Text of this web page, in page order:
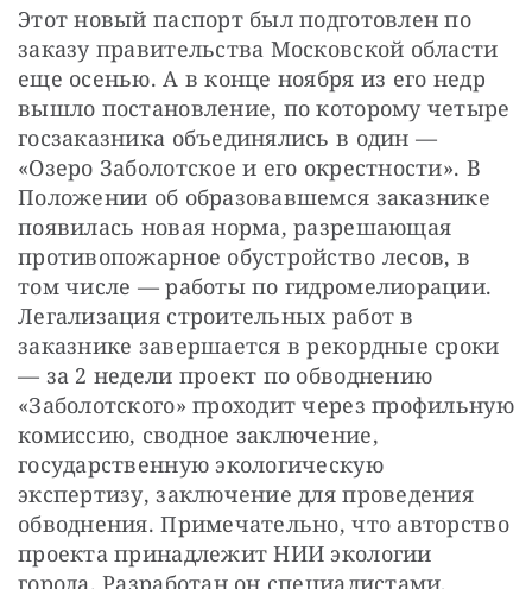
Этот новый паспорт был подготовлен по
заказу правительства Московской области
еще осенью. А в конце ноября из его недр
вышло постановление, по которому четыре
госзаказника объединялись в один —
«Озеро Заболотское и его окрестности». В
Положении об образовавшемся заказнике
появилась новая норма, разрешающая
противопожарное обустройство лесов, в
том числе — работы по гидромелиорации.
Легализация строительных работ в
заказнике завершается в рекордные сроки
— за 2 недели проект по обводнению
«Заболотского» проходит через профильную
комиссию, сводное заключение,
государственную экологическую
экспертизу, заключение для проведения
обводнения. Примечательно, что авторство
проекта принадлежит НИИ экологии
города. Разработан он специалистами,